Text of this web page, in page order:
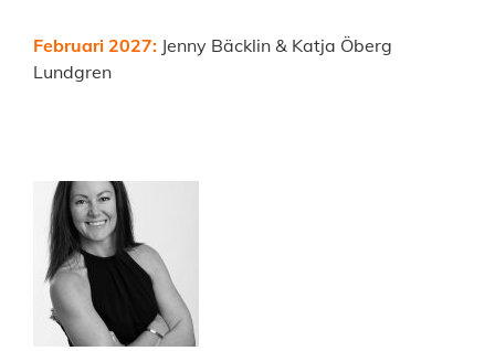
Februari 2027: Jenny Bäcklin & Katja Öberg
Lundgren